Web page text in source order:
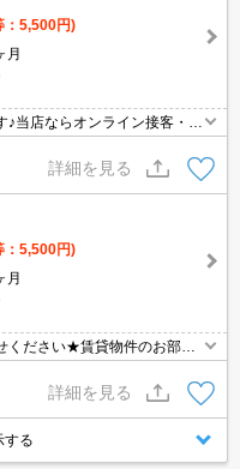
：5,500円)
月
当店ならオンライン接客・内
の際は、電話番号も記載頂き
詳細を見る
：5,500円)
月
ださい★賃貸物件のお部屋
詳細を見る
する